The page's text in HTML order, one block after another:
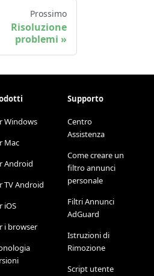
Prossimo
Risoluzione
problemi
Windows
Mac
Android
TV Android
iOS
i browser
Supporto
Centro
Assistenza
Come creare un
filtro annunci
personale
Filtri Annunci
AdGuard
Istruzioni di
Rimozione
Script utente